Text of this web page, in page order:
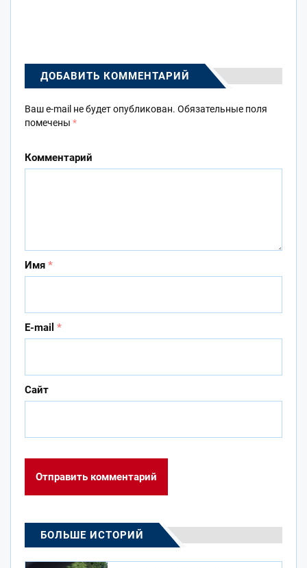
ДОБАВИТЬ КОММЕНТАРИЙ
Ваш e-mail не будет опубликован. Обязательные поля
помечены *
Комментарий
Имя *
E-mail *
Сайт
БОЛЬШЕ ИСТОРИЙ